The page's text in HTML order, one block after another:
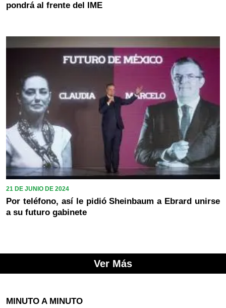
pondrá al frente del IME
21 DE JUNIO DE 2024
Por teléfono, así le pidió Sheinbaum a Ebrard unirse
a su futuro gabinete
Ver Más
MINUTO A MINUTO